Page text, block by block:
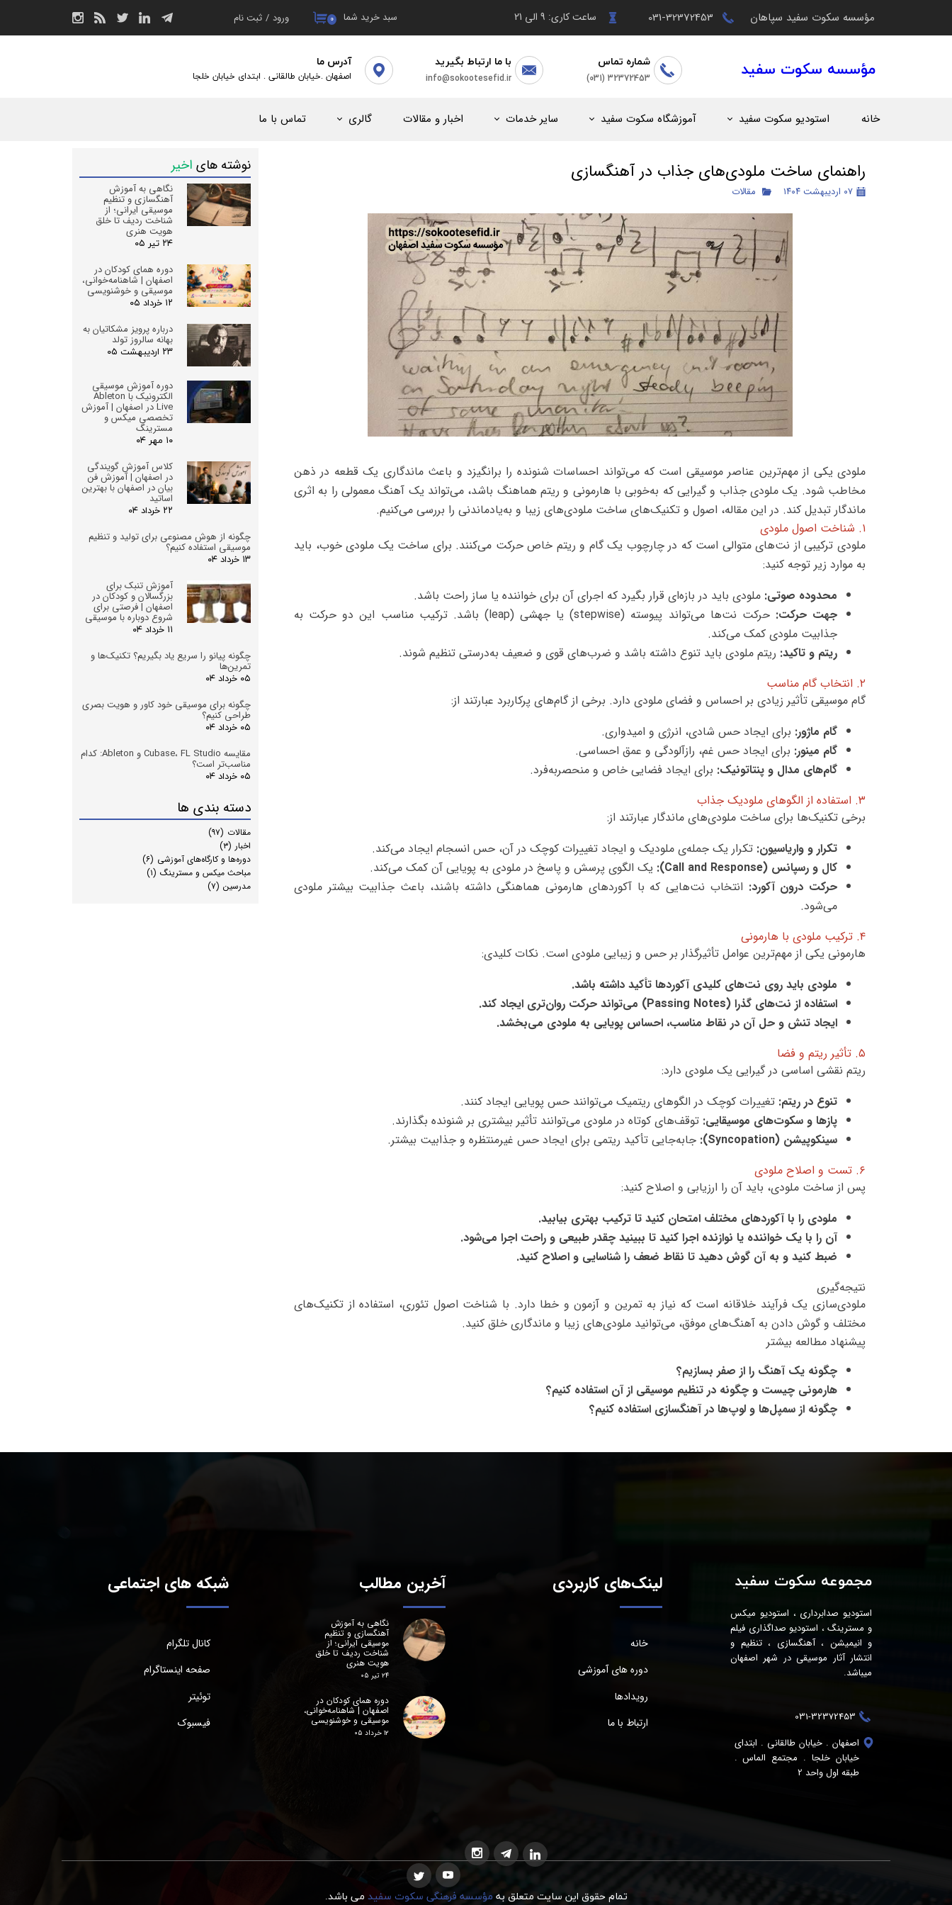
031-32372453 مؤسسه سکوت سفید سپاهان ساعت کاری: 9 الی 21 ۰ سبد خرید شما ورود / ثبت نام
حساب کاربری من
تغییر گذر واژه
خروج از حساب
مؤسسه سکوت سفید آدرس ما
​اصفهان .خیابان طالقانی . ابتدای خیابان خلجا
با ما ارتباط بگیرید
info@sokootesefid.ir
شماره تماس
(031) 32372453
خانه استودیو سکوت سفید آموزشگاه سکوت سفید سایر خدمات اخبار و مقالات گالری تماس با ما
راهنمای ساخت ملودی‌های جذاب در آهنگسازی
۰۷ اردیبهشت ۱۴۰۴ مقالات
ملودی یکی از مهم‌ترین عناصر موسیقی است که می‌تواند احساسات شنونده را برانگیزد و باعث ماندگاری یک قطعه در ذهن
مخاطب شود. یک ملودی جذاب و گیرایی که به‌خوبی با هارمونی و ریتم هماهنگ باشد، می‌تواند یک آهنگ معمولی را به اثری
ماندگار تبدیل کند. در این مقاله، اصول و تکنیک‌های ساخت ملودی‌های زیبا و به‌یادماندنی را بررسی می‌کنیم.
۱. شناخت اصول ملودی
ملودی ترکیبی از نت‌های متوالی است که در چارچوب یک گام و ریتم خاص حرکت می‌کنند. برای ساخت یک ملودی خوب، باید
به موارد زیر توجه کنید:
محدوده صوتی: ملودی باید در بازه‌ای قرار بگیرد که اجرای آن برای خواننده یا ساز راحت باشد.
جهت حرکت:
حرکت نت‌ها می‌تواند پیوسته (stepwise) یا جهشی (leap) باشد. ترکیب مناسب این دو حرکت به
جذابیت ملودی کمک می‌کند.
ریتم و تاکید: ریتم ملودی باید تنوع داشته باشد و ضرب‌های قوی و ضعیف به‌درستی تنظیم شوند.
۲. انتخاب گام مناسب
گام موسیقی تأثیر زیادی بر احساس و فضای ملودی دارد. برخی از گام‌های پرکاربرد عبارتند از:
گام ماژور: برای ایجاد حس شادی، انرژی و امیدواری.
گام مینور: برای ایجاد حس غم، رازآلودگی و عمق احساسی.
گام‌های مدال و پنتاتونیک: برای ایجاد فضایی خاص و منحصر‌به‌فرد.
۳. استفاده از الگوهای ملودیک جذاب
برخی تکنیک‌ها برای ساخت ملودی‌های ماندگار عبارتند از:
تکرار و واریاسیون: تکرار یک جمله‌ی ملودیک و ایجاد تغییرات کوچک در آن، حس انسجام ایجاد می‌کند.
کال و رسپانس (Call and Response):
یک الگوی پرسش و پاسخ در ملودی به پویایی آن کمک می‌کند.
حرکت درون آکورد: انتخاب نت‌هایی که با آکوردهای هارمونی هماهنگی داشته باشند، باعث جذابیت بیشتر ملودی
می‌شود.
۴. ترکیب ملودی با هارمونی
هارمونی یکی از مهم‌ترین عوامل تأثیرگذار بر حس و زیبایی ملودی است. نکات کلیدی:
ملودی باید روی نت‌های کلیدی آکوردها تأکید داشته باشد.
استفاده از نت‌های گذرا (Passing Notes) می‌تواند حرکت روان‌تری ایجاد کند.
ایجاد تنش و حل آن در نقاط مناسب، احساس پویایی به ملودی می‌بخشد.
۵. تأثیر ریتم و فضا
ریتم نقشی اساسی در گیرایی یک ملودی دارد:
تنوع در ریتم: تغییرات کوچک در الگوهای ریتمیک می‌توانند حس پویایی ایجاد کنند.
پازها و سکوت‌های موسیقایی: توقف‌های کوتاه در ملودی می‌توانند تأثیر بیشتری بر شنونده بگذارند.
سینکوپیشن (Syncopation):
جابه‌جایی تأکید ریتمی برای ایجاد حس غیرمنتظره و جذابیت بیشتر.
۶. تست و اصلاح ملودی
پس از ساخت ملودی، باید آن را ارزیابی و اصلاح کنید:
ملودی را با آکوردهای مختلف امتحان کنید تا ترکیب بهتری بیابید.
آن را با یک خواننده یا نوازنده اجرا کنید تا ببینید چقدر طبیعی و راحت اجرا می‌شود.
ضبط کنید و به آن گوش دهید تا نقاط ضعف را شناسایی و اصلاح کنید.
نتیجه‌گیری
ملودی‌سازی یک فرآیند خلاقانه است که نیاز به تمرین و آزمون و خطا دارد. با شناخت اصول تئوری، استفاده از تکنیک‌های
مختلف و گوش دادن به آهنگ‌های موفق، می‌توانید ملودی‌های زیبا و ماندگاری خلق کنید.
پیشنهاد مطالعه بیشتر
چگونه یک آهنگ را از صفر بسازیم؟
هارمونی چیست و چگونه در تنظیم موسیقی از آن استفاده کنیم؟
چگونه از سمپل‌ها و لوپ‌ها در آهنگسازی استفاده کنیم؟
نوشته های اخیر
نگاهی به آموزش
آهنگسازی و تنظیم
موسیقی ایرانی؛ از
شناخت ردیف تا خلق
هویت هنری
۲۴ تیر ۰۵
دوره همای کودکان در
اصفهان | شاهنامه‌خوانی،
موسیقی و خوشنویسی
۱۲ خرداد ۰۵
درباره پرویز مشکاتیان به
بهانه سالروز تولد
۲۳ اردیبهشت ۰۵
دوره آموزش موسیقی
الکترونیک با Ableton
Live در اصفهان | آموزش
تخصصی میکس و
مسترینگ
۱۰ مهر ۰۴
کلاس آموزش گویندگی
در اصفهان | آموزش فن
بیان در اصفهان با بهترین
اساتید
۲۲ خرداد ۰۴
چگونه از هوش مصنوعی برای تولید و تنظیم
موسیقی استفاده کنیم؟
۱۳ خرداد ۰۴
آموزش تنبک برای
بزرگسالان و کودکان در
اصفهان | فرصتی برای
شروع دوباره با موسیقی
۱۱ خرداد ۰۴
چگونه پیانو را سریع یاد بگیریم؟ تکنیک‌ها و
تمرین‌ها
۰۵ خرداد ۰۴
چگونه برای موسیقی خود کاور و هویت بصری
طراحی کنیم؟
۰۵ خرداد ۰۴
مقایسه Cubase، FL Studio و Ableton: کدام
مناسب‌تر است؟
۰۵ خرداد ۰۴
دسته بندی ها
مقالات (۹۷)
اخبار (۳)
دوره‌ها و کارگاه‌های آموزشی (۶)
مباحث میکس و مسترینگ (۱)
مدرسین (۷)
مجموعه سکوت سفید
استودیو صدابرداری ، استودیو میکس
و مسترینگ ، استودیو صداگذاری فیلم
و انیمیشن ، آهنگسازی ، تنظیم و
انتشار آثار موسیقی در شهر اصفهان
میباشد.
031-32372453
اصفهان . خیابان طالقانی . ابتدای
خیابان خلجا . مجتمع الماس .
طبقه اول واحد 2
لینک‌های کاربردی
خانه
دوره های آموزشی
رویدادها
ارتباط با ما
آخرین مطالب
نگاهی به آموزش
آهنگسازی و تنظیم
موسیقی ایرانی؛ از
شناخت ردیف تا خلق
هویت هنری
۲۴ تیر ۰۵
دوره همای کودکان در
اصفهان | شاهنامه‌خوانی،
موسیقی و خوشنویسی
۱۲ خرداد ۰۵
شبکه های اجتماعی
کانال تلگرام
صفحه اینستاگرام
توئیتر
فیسبوک
تمام حقوق این سایت متعلق به مؤسسه فرهنگی سکوت سفید می باشد.